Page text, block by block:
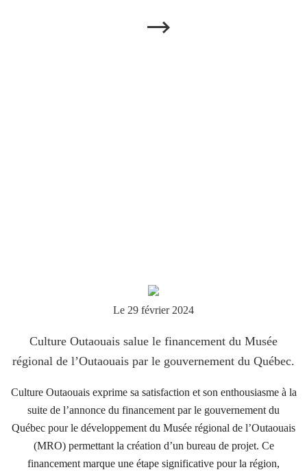
Le 29 février 2024
Culture Outaouais salue le financement du Musée
régional de l’Outaouais par le gouvernement du Québec.
Culture Outaouais exprime sa satisfaction et son enthousiasme à la
suite de l’annonce du financement par le gouvernement du
Québec pour le développement du Musée régional de l’Outaouais
(MRO)permettant la création d’un bureau de projet. Ce
financement marque une étape significative pour la région,